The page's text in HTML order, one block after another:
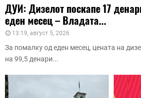
ДУИ: Дизелот поскапе 17
еден месец – Владата...
13:19, август 5, 2026
За помалку од еден месец, цената на
на 99,5 денари...